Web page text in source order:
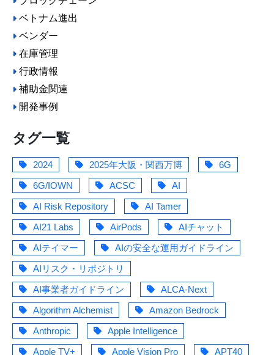
ベトナム進出
ベンダー
在庫管理
行政情報
補助金関連
開発事例
タグ一覧
2024 2025年大阪・関西万博
6G
6G/IOWN
ACSC
AI
AI Risk Repository
AI Tamer
AI21 Labs
AirPods
AIチャット
AIテイマー
AIの安全な運用ガイドライン
AIリスク・リポジトリ
AI事業者ガイドライン
ALCA-Next
Algorithm Alchemist
Amazon Bedrock
Anthropic
Apple Intelligence
Apple TV+
Apple Vision Pro APT40